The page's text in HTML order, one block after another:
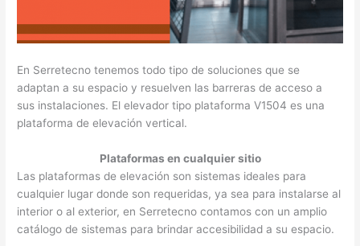
En Serretecno tenemos todo tipo de soluciones que se
adaptan a su espacio y resuelven las barreras de acceso a
sus instalaciones. El elevador tipo plataforma V1504 es una
plataforma de elevación vertical.
Plataformas en cualquier sitio
Las plataformas de elevación son sistemas ideales para
cualquier lugar donde son requeridas, ya sea para instalarse al
interior o al exterior, en Serretecno contamos con un amplio
catálogo de sistemas para brindar accesibilidad a su espacio.